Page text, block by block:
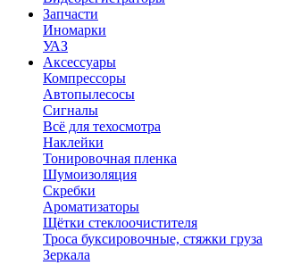
Запчасти
Иномарки
УАЗ
Аксесcуары
Компрессоры
Автопылесосы
Сигналы
Всё для техосмотра
Наклейки
Тонировочная пленка
Шумоизоляция
Скребки
Ароматизаторы
Щётки стеклоочистителя
Троса буксировочные, стяжки груза
Зеркала